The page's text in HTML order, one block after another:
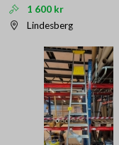
1 600 kr
Lindesberg